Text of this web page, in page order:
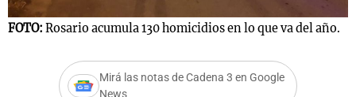
FOTO: Rosario acumula 130 homicidios en lo que va del año.
Mirá las notas de Cadena 3 en Google
News
Mundial 2026
Cadena 3